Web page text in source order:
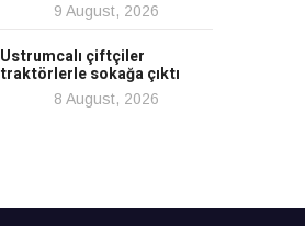
9 August, 2026
Ustrumcalı çiftçiler
traktörlerle sokağa çıktı
8 August, 2026